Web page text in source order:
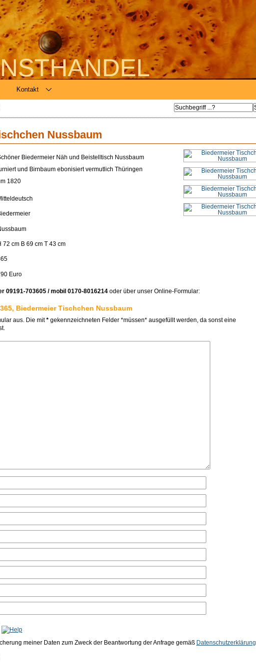
Kontakt
Nussbaum
Biedermeier Näh und Beistelltisch Nussbaum
und Birnbaum ebonisiert vermutlich Thüringen
1820
72 cm B 69 cm T 43 cm
Euro
09191-703605 / mobil 0170-8016214 oder über unser Online-Formular:
Biedermeier Tischchen Nussbaum
aus. Die mit* gekennzeichneten Felder *müssen* ausgefüllt werden, da sonst eine
meiner Daten zum Zweck der Beantwortung der Anfrage gemäß Datenschutzerklärung